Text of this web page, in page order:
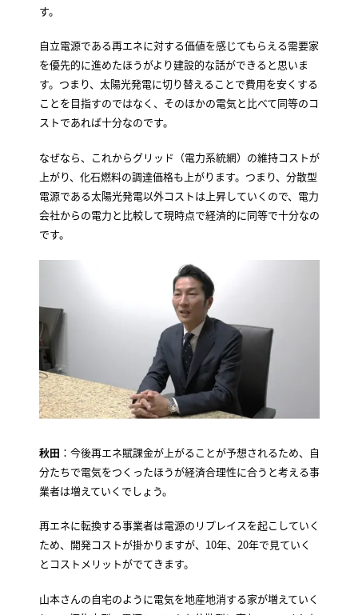
す。
自立電源である再エネに対する価値を感じてもらえる需要家
を優先的に進めたほうがより建設的な話ができると思いま
す。つまり、太陽光発電に切り替えることで費用を安くする
ことを目指すのではなく、そのほかの電気と比べて同等のコ
ストであれば十分なのです。
なぜなら、これからグリッド（電力系統網）の維持コストが
上がり、化石燃料の調達価格も上がります。つまり、分散型
電源である太陽光発電以外コストは上昇していくので、電力
会社からの電力と比較して現時点で経済的に同等で十分なの
です。
秋田 ：今後再エネ賦課金が上がることが予想されるため、自
分たちで電気をつくったほうが経済合理性に合うと考える事
業者は増えていくでしょう。
再エネに転換する事業者は電源のリプレイスを起こしていく
ため、開発コストが掛かりますが、10年、20年で見ていく
とコストメリットがでてきます。
山本さんの自宅のように電気を地産地消する家が増えていく